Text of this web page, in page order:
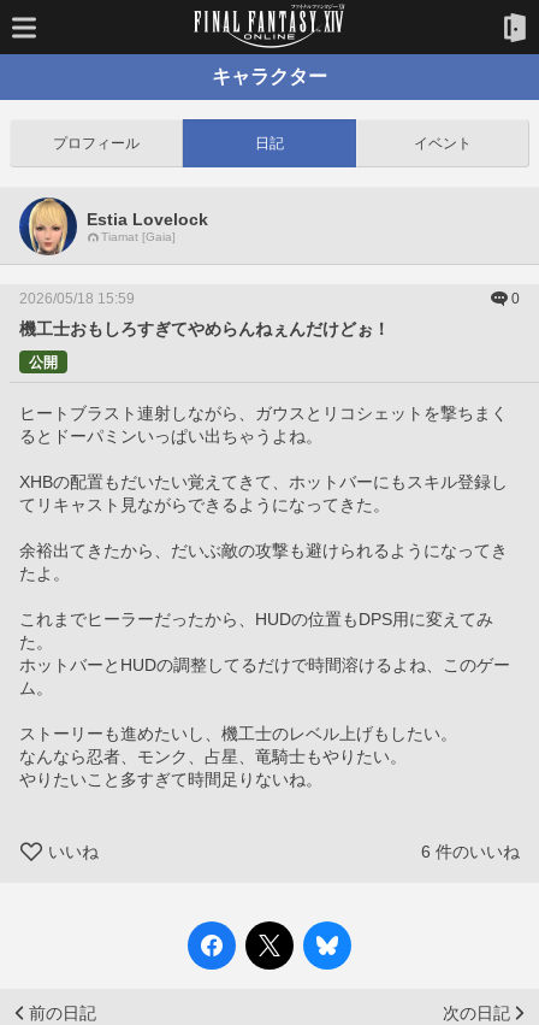
キャラクター
プロフィール 日記 イベント
Estia Lovelock
Tiamat [Gaia]
2026/05/18 15:59 0
機工士おもしろすぎてやめらんねぇんだけどぉ！
公開
ヒートブラスト連射しながら、ガウスとリコシェットを撃ちまく
るとドーパミンいっぱい出ちゃうよね。
XHBの配置もだいたい覚えてきて、ホットバーにもスキル登録し
てリキャスト見ながらできるようになってきた。
余裕出てきたから、だいぶ敵の攻撃も避けられるようになってき
たよ。
これまでヒーラーだったから、HUDの位置もDPS用に変えてみ
た。
ホットバーとHUDの調整してるだけで時間溶けるよね、このゲー
ム。
ストーリーも進めたいし、機工士のレベル上げもしたい。
なんなら忍者、モンク、占星、竜騎士もやりたい。
やりたいこと多すぎて時間足りないね。
いいね 6 件のいいね
前の日記 次の日記